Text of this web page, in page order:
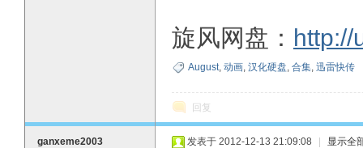
旋风网盘： http://
August, 动画, 汉化硬盘, 合集, 迅雷快传
回复
ganxeme2003 发表于 2012-12-13 21:09:08 显示全